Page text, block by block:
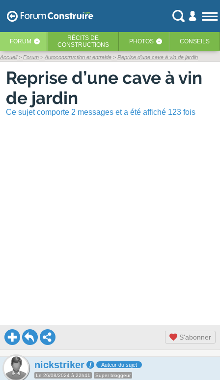
FORUM ‹ RÉCITS DE
CONSTRUCTIONS
PHOTOS ‹ CONSEILS
Accueil Forum Autoconstruction et entraide Reprise d’une cave à vin de jardin
Reprise d’une cave à vin
de jardin
Ce sujet comporte 2 messages et a été affiché 123 fois
S'abonner
nickstriker Auteur du sujet
Le 26/08/2024 à 22h41 Super bloggeur